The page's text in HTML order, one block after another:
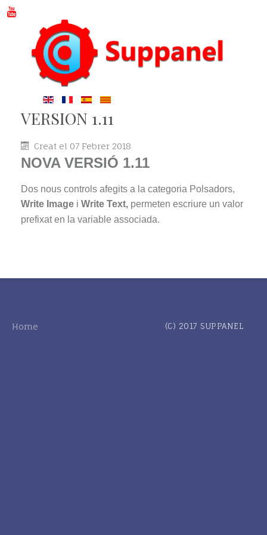
VERSION 1.11
Creat el 07 Febrer 2018
NOVA VERSIÓ 1.11
Dos nous controls afegits a la categoria Polsadors,
Write Image i Write Text, permeten escriure un valor
prefixat en la variable associada.
Home (C) 2017 SUPPANEL